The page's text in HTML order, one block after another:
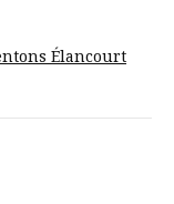
Élancourt